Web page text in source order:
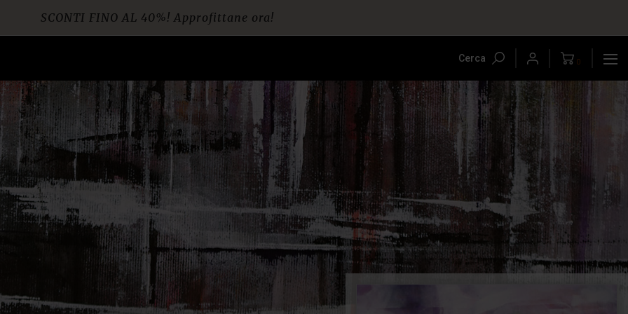
SCONTI FINO AL 40%! Approfittane ora!
Cerca 0